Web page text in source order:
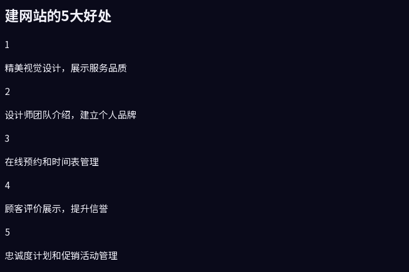
建网站的5大好处
1
精美视觉设计，展示服务品质
2
设计师团队介绍，建立个人品牌
3
在线预约和时间表管理
4
顾客评价展示，提升信誉
5
忠诚度计划和促销活动管理